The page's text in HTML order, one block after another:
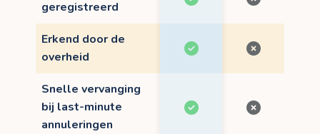
geregistreerd
Erkend door de
overheid
Snelle vervanging
bij last-minute
annuleringen